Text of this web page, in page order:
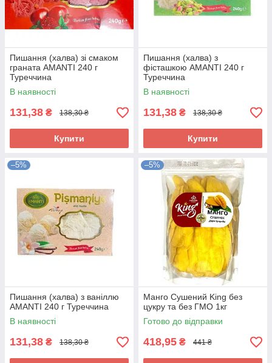
Пишання (халва) зі смаком
граната AMANTI 240 г
Туреччина
В наявності
131,38 ₴ 138,30 ₴
Купити
Пишання (халва) з
фісташкою AMANTI 240 г
Туреччина
В наявності
131,38 ₴ 138,30 ₴
Купити
–5%
Пишання (халва) з ваніллю
AMANTI 240 г Туреччина
В наявності
131,38 ₴ 138,30 ₴
–5%
Манго Сушений King без
цукру та без ГМО 1кг
Готово до відправки
418,95 ₴ 441 ₴